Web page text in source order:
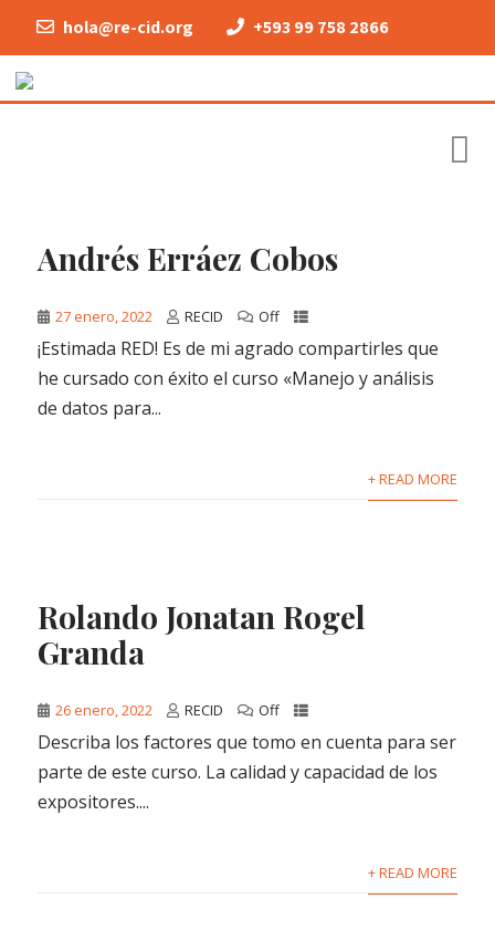
hola@re-cid.org +593 99 758 2866
Andrés Erráez Cobos
27 enero, 2022 RECID Off
¡Estimada RED! Es de mi agrado compartirles que
he cursado con éxito el curso «Manejo y análisis
de datos para...
+ READ MORE
Rolando Jonatan Rogel
Granda
26 enero, 2022 RECID Off
Describa los factores que tomo en cuenta para ser
parte de este curso. La calidad y capacidad de los
expositores....
+ READ MORE